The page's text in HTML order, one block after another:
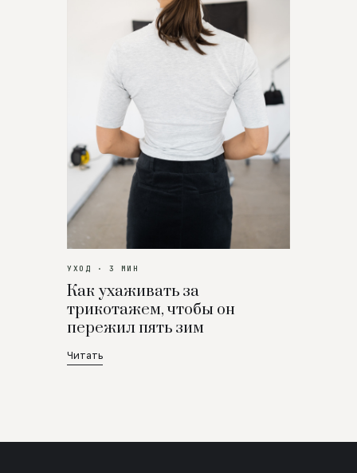
УХОД · 3 МИН
Как ухаживать за
трикотажем, чтобы он
пережил пять зим
Читать